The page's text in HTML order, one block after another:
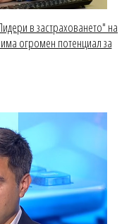
в застраховането" на
огромен потенциал за